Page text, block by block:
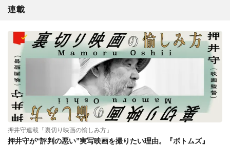
連載
押井守連載「裏切り映画の愉しみ方」
押井守が“評判の悪い”実写映画を撮りたい理由。『ボトムズ』